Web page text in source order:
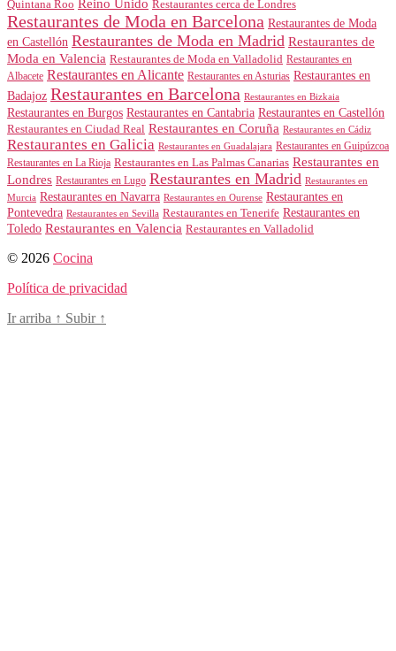
Quintana Roo Reino Unido Restaurantes cerca de Londres
Restaurantes de Moda en Barcelona Restaurantes de Moda
en Castellón Restaurantes de Moda en Madrid Restaurantes de
Moda en Valencia Restaurantes de Moda en Valladolid Restaurantes en
Albacete Restaurantes en Alicante Restaurantes en Asturias Restaurantes en
Badajoz Restaurantes en Barcelona Restaurantes en Bizkaia
Restaurantes en Burgos Restaurantes en Cantabria Restaurantes en Castellón
Restaurantes en Ciudad Real Restaurantes en Coruña Restaurantes en Cádiz
Restaurantes en Galicia Restaurantes en Guadalajara Restaurantes en Guipúzcoa
Restaurantes en La Rioja Restaurantes en Las Palmas Canarias Restaurantes en
Londres Restaurantes en Lugo Restaurantes en Madrid Restaurantes en
Murcia Restaurantes en Navarra Restaurantes en Ourense Restaurantes en
Pontevedra Restaurantes en Sevilla Restaurantes en Tenerife Restaurantes en
Toledo Restaurantes en Valencia Restaurantes en Valladolid
© 2026 Cocina
Política de privacidad
Ir arriba ↑ Subir ↑